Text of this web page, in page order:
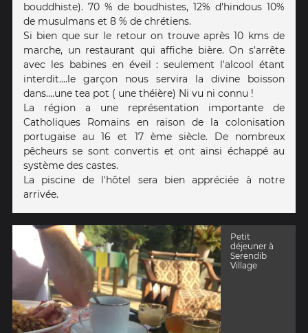
bouddhiste). 70 % de boudhistes, 12% d'hindous 10%
de musulmans et 8 % de chrétiens.
Si bien que sur le retour on trouve après 10 kms de
marche, un restaurant qui affiche bière. On s'arrête
avec les babines en éveil : seulement l'alcool étant
interdit....le garçon nous servira la divine boisson
dans....une tea pot ( une théière) Ni vu ni connu !
La région a une représentation importante de
Catholiques Romains en raison de la colonisation
portugaise au 16 et 17 ème siècle. De nombreux
pêcheurs se sont convertis et ont ainsi échappé au
système des castes.
La piscine de l'hôtel sera bien appréciée à notre
arrivée.
Petit
déjeuner à
Serendib
Village